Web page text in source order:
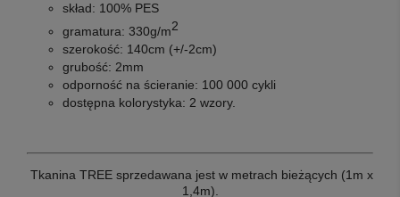
skład: 100% PES
gramatura: 330g/m2
szerokość: 140cm (+/-2cm)
grubość: 2mm
odporność na ścieranie: 100 000 cykli
dostępna kolorystyka: 2 wzory.
Tkanina TREE sprzedawana jest w metrach bieżących (1m x
1,4m).